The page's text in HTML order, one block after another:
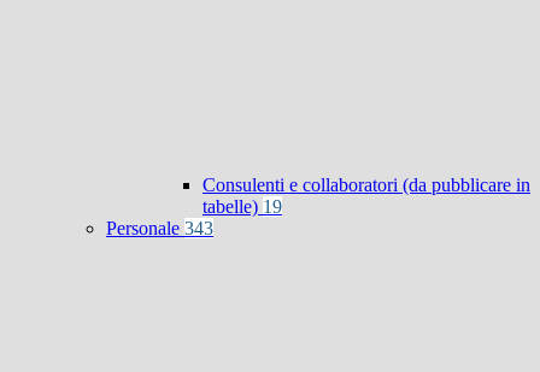
Consulenti e collaboratori (da pubblicare in
tabelle) 19
Personale 343